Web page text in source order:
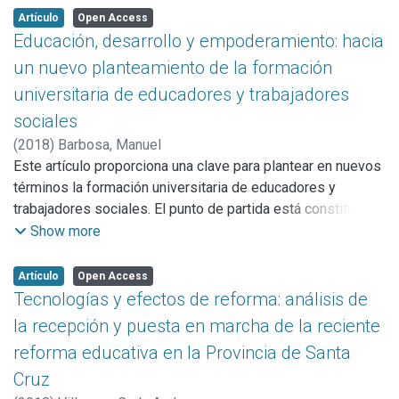
desarrollo en y de la sociedad. En paralelo, abordaremos
brevemente algunas cuestiones como el valor democrático
que pueden tener la ciencia y la tecnología, los confusos
límites entre cultura y ciencia cuando se trata de pensar la
“formación” y la pregunta por la utilidad de la ciencia. La
propuesta es pensar en una comunidad universitaria que
pueda pensarse como una “comunidad de prácticas”.
Artículo Open Access
Educación, desarrollo y empoderamiento: hacia
un nuevo planteamiento de la formación
universitaria de educadores y trabajadores
sociales
(2018) Barbosa, Manuel
Este artículo proporciona una clave para plantear en nuevos
términos la formación universitaria de educadores y
trabajadores sociales. El punto de partida está constituido
por la revisión de la relación entre educación y desarrollo,
agendas y narrativas que rodea ese importante tema de
actualidad. A continuación, y en una segunda etapa, surge la
nueva designación del desarrollo como empoderamiento,
es decir, como refuerzo de los poderes personales que
son esenciales para la ciudadanía y la calidad de vida.
Finalmente, y teniendo por base ese ejercicio de
Show more
Artículo Open Access
Tecnologías y efectos de reforma: análisis de
la recepción y puesta en marcha de la reciente
reforma educativa en la Provincia de Santa
Cruz